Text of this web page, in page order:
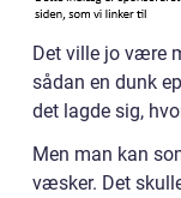
Det ville jo være
sådan en dunk
det lagde sig,
Men man kan
væsker. Det